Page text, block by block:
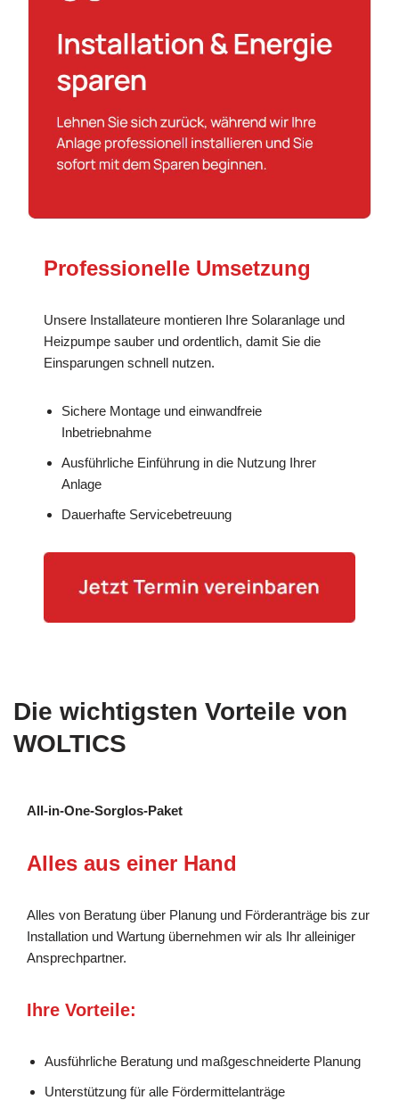
Professionelle Umsetzung
Unsere Installateure montieren Ihre Solaranlage und
Heizpumpe sauber und ordentlich, damit Sie die
Einsparungen schnell nutzen.
Sichere Montage und einwandfreie
Inbetriebnahme
Ausführliche Einführung in die Nutzung Ihrer
Anlage
Dauerhafte Servicebetreuung
Die wichtigsten Vorteile von
WOLTICS
All-in-One-Sorglos-Paket
Alles aus einer Hand
Alles von Beratung über Planung und Förderanträge bis zur
Installation und Wartung übernehmen wir als Ihr alleiniger
Ansprechpartner.
Ihre Vorteile:
Ausführliche Beratung und maßgeschneiderte Planung
Unterstützung für alle Fördermittelanträge